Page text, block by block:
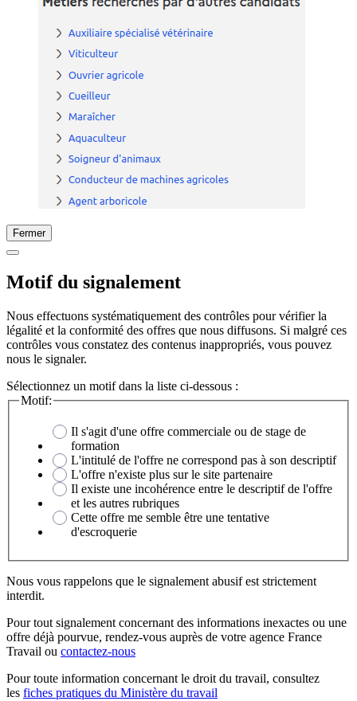
Fermer
Motif du signalement
Nous effectuons systématiquement des contrôles pour vérifier la
légalité et la conformité des offres que nous diffusons. Si malgré ces
contrôles vous constatez des contenus inappropriés, vous pouvez
nous le signaler.
Sélectionnez un motif dans la liste ci-dessous :
Motif:
Il s'agit d'une offre commerciale ou de stage de
formation
L'intitulé de l'offre ne correspond pas à son descriptif
L'offre n'existe plus sur le site partenaire
Il existe une incohérence entre le descriptif de l'offre
et les autres rubriques
Cette offre me semble être une tentative
d'escroquerie
Nous vous rappelons que le signalement abusif est strictement
interdit.
Pour tout signalement concernant des informations inexactes ou une
offre déjà pourvue, rendez-vous auprès de votre agence France
Travail ou contactez-nous
Pour toute information concernant le droit du travail, consultez
les fiches pratiques du Ministère du travail